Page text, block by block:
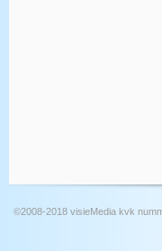
©2008-2018 visieMedia kvk